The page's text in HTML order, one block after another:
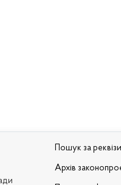
Пошук за
Архів